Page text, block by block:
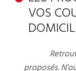
VOS
proposés.